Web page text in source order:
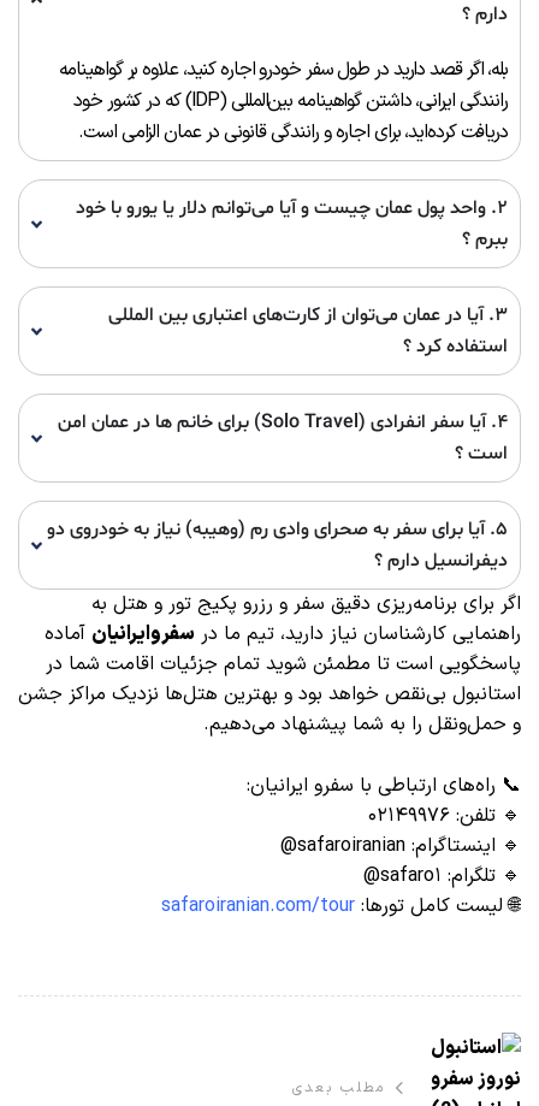
دارم ؟
بله، اگر قصد دارید در طول سفر خودرو اجاره کنید، علاوه بر گواهینامه
رانندگی ایرانی، داشتن گواهینامه بین‌المللی (IDP) که در کشور خود
دریافت کرده‌اید، برای اجاره و رانندگی قانونی در عمان الزامی است.
۲. واحد پول عمان چیست و آیا می‌توانم دلار یا یورو با خود
ببرم ؟
۳. آیا در عمان می‌توان از کارت‌های اعتباری بین‌ المللی
استفاده کرد ؟
۴. آیا سفر انفرادی (Solo Travel) برای خانم‌ ها در عمان امن
است ؟
۵. آیا برای سفر به صحرای وادی رم (وهیبه) نیاز به خودروی دو
دیفرانسیل دارم ؟
اگر برای برنامه‌ریزی دقیق سفر و رزرو پکیج تور و هتل به
راهنمایی کارشناسان نیاز دارید، تیم ما در سفروایرانیان آماده
پاسخگویی است تا مطمئن شوید تمام جزئیات اقامت شما در
استانبول بی‌نقص خواهد بود و بهترین هتل‌ها نزدیک مراکز جشن
و حمل‌ونقل را به شما پیشنهاد می‌دهیم.
📞 راه‌های ارتباطی با سفرو ایرانیان:
🔹 تلفن: ۰۲۱۴۹۹۷۶
🔹 اینستاگرام: safaroiranian@
🔹 تلگرام: safaro۱@
🌐 لیست کامل تورها: safaroiranian.com/tour
مطلب بعدی